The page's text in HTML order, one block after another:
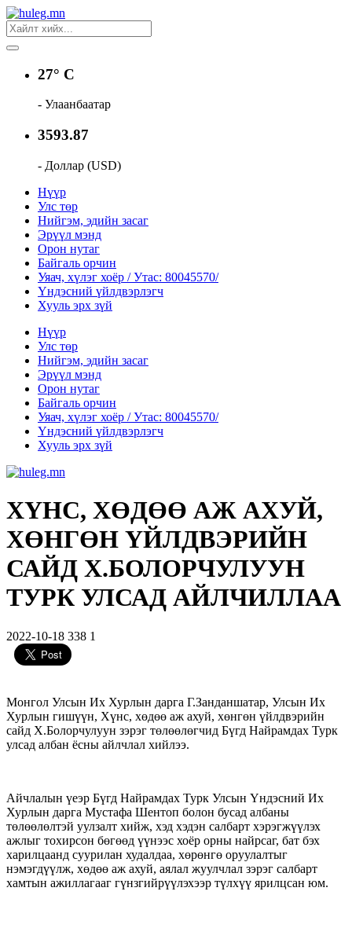
27° C
- Улаанбаатар
3593.87
- Доллар (USD)
Нүүр
Улс төр
Нийгэм, эдийн засаг
Эрүүл мэнд
Орон нутаг
Байгаль орчин
Уяач, хүлэг хоёр / Утас: 80045570/
Үндэсний үйлдвэрлэгч
Хууль эрх зүй
Нүүр
Улс төр
Нийгэм, эдийн засаг
Эрүүл мэнд
Орон нутаг
Байгаль орчин
Уяач, хүлэг хоёр / Утас: 80045570/
Үндэсний үйлдвэрлэгч
Хууль эрх зүй
ХҮНС, ХӨДӨӨ АЖ АХУЙ,
ХӨНГӨН ҮЙЛДВЭРИЙН
САЙД Х.БОЛОРЧУЛУУН
ТУРК УЛСАД АЙЛЧИЛЛАА
2022-10-18 338 1
Монгол Улсын Их Хурлын дарга Г.Занданшатар, Улсын Их
Хурлын гишүүн, Хүнс, хөдөө аж ахуй, хөнгөн үйлдвэрийн
сайд Х.Болорчулуун зэрэг төлөөлөгчид Бүгд Найрамдах Турк
улсад албан ёсны айлчлал хийлээ.
Айчлалын үеэр Бүгд Найрамдах Турк Улсын Үндэсний Их
Хурлын дарга Мустафа Шентоп болон бусад албаны
төлөөлөлтэй уулзалт хийж, хэд хэдэн салбарт хэрэгжүүлэх
ажлыг тохирсон бөгөөд үүнээс хоёр орны найрсаг, бат бэх
харилцаанд суурилан худалдаа, хөрөнгө оруулалтыг
нэмэгдүүлж, хөдөө аж ахуй, аялал жуулчлал зэрэг салбарт
хамтын ажиллагааг гүнзгийрүүлэхээр түлхүү ярилцсан юм.